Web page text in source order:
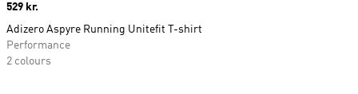
Price
529 kr.
Adizero Aspyre Running Unitefit T-shirt
Performance
2 colours